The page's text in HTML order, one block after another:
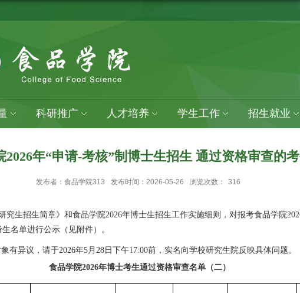
科研推广 人才培养 学生工作 招生就业
年“申请-考核”制博士生招生 通过资格审查的考
发布者：食品学院313 发布时间：2026-05-26 浏览次数： 316
究生招生简章》和食品学院2026年博士生招生工作实施细则，对报考食品学院
名单进行公示（见附件）。
有异议，请于2026年5月28日下午17:00前，实名向学校研究生院反映具体问题。
食品学院2026年博士考生通过资格审查名单（二）